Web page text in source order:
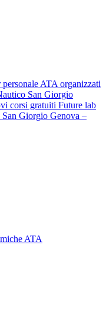
ATA organizzati
San Giorgio
corsi gratuiti Future lab
Giorgio Genova –
ATA